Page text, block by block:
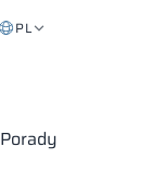
PL
Porady